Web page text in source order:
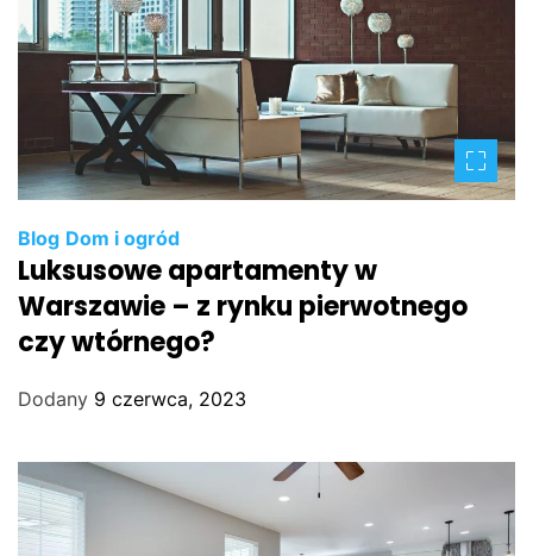
Blog Dom i ogród
Luksusowe apartamenty w
Warszawie – z rynku pierwotnego
czy wtórnego?
Dodany 9 czerwca, 2023